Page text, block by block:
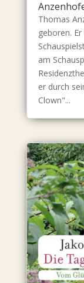
Thomas
geboren.
am
er durch
Clown"...